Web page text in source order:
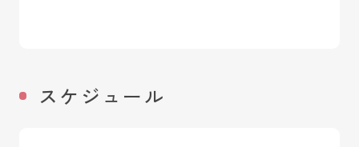
スケジュール